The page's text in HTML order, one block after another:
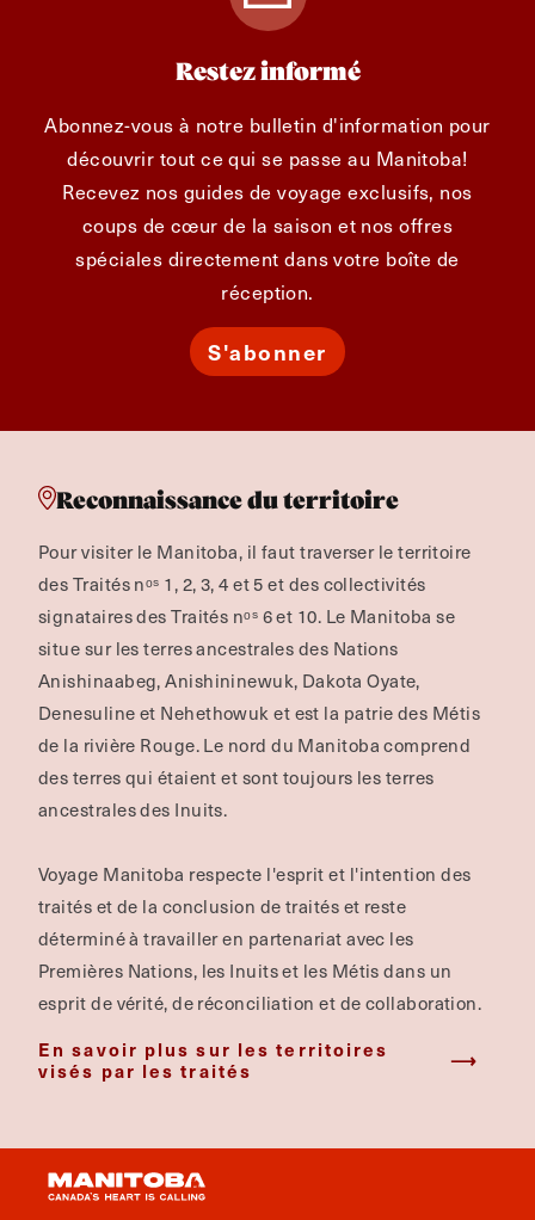
Restez informé
Abonnez-vous à notre bulletin d'information pour
découvrir tout ce qui se passe au Manitoba!
Recevez nos guides de voyage exclusifs, nos
coups de cœur de la saison et nos offres
spéciales directement dans votre boîte de
réception.
S'abonner
Reconnaissance du territoire
Pour visiter le Manitoba, il faut traverser le territoire
des Traités nᵒˢ 1, 2, 3, 4 et 5 et des collectivités
signataires des Traités nᵒˢ 6 et 10. Le Manitoba se
situe sur les terres ancestrales des Nations
Anishinaabeg, Anishininewuk, Dakota Oyate,
Denesuline et Nehethowuk et est la patrie des Métis
de la rivière Rouge.Le nord du Manitoba comprend
des terres qui étaient et sont toujours les terres
ancestrales des Inuits.
Voyage Manitoba respecte l'esprit et l'intention des
traités et de la conclusion de traités et reste
déterminé à travailler en partenariat avec les
Premières Nations, les Inuits et les Métis dans un
esprit de vérité, de réconciliation et de collaboration.
En savoir plus sur les territoires
visés par les traités